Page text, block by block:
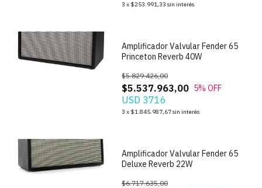
3 x $253.991,33 sin interés
Amplificador Valvular Fender 65
Princeton Reverb 40W
$5.537.963,00
$5.829.426,00
5% OFF
USD 3716
3 x $1.845.987,67sin interés
Amplificador Valvular Fender 65
Deluxe Reverb 22W
$6.717.635,00